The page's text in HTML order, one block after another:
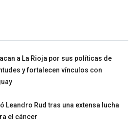
a La Rioja por sus políticas de
y fortalecen vínculos con
Leandro Rud tras una extensa lucha
el cáncer